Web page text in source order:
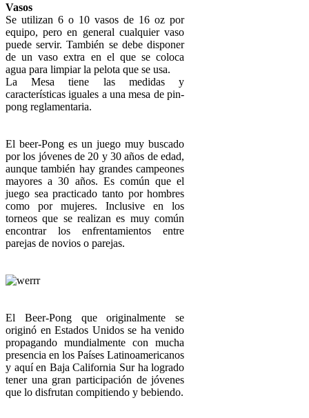
Vasos
Se utilizan 6 o 10 vasos de 16 oz por
equipo, pero en general cualquier vaso
puede servir. También se debe disponer
de un vaso extra en el que se coloca
agua para limpiar la pelota que se usa.
La Mesa tiene las medidas y
características iguales a una mesa de pin-
pong reglamentaria.
El beer-Pong es un juego muy buscado
por los jóvenes de 20 y 30 años de edad,
aunque también hay grandes campeones
mayores a 30 años. Es común que el
juego sea practicado tanto por hombres
como por mujeres. Inclusive en los
torneos que se realizan es muy común
encontrar los enfrentamientos entre
parejas de novios o parejas.
El Beer-Pong que originalmente se
originó en Estados Unidos se ha venido
propagando mundialmente con mucha
presencia en los Países Latinoamericanos
y aquí en Baja California Sur ha logrado
tener una gran participación de jóvenes
que lo disfrutan compitiendo y bebiendo.